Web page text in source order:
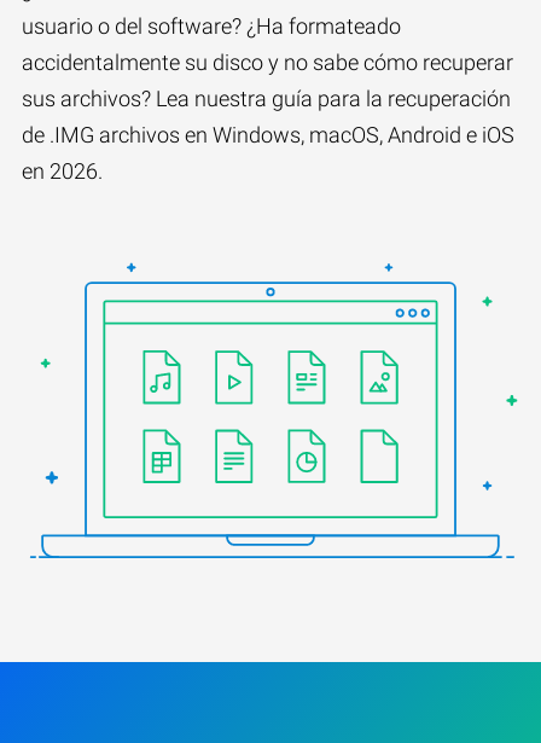
usuario o del software? ¿Ha formateado
accidentalmente su disco y no sabe cómo recuperar
sus archivos? Lea nuestra guía para la recuperación
de .IMG archivos en Windows, macOS, Android e iOS
en 2026.